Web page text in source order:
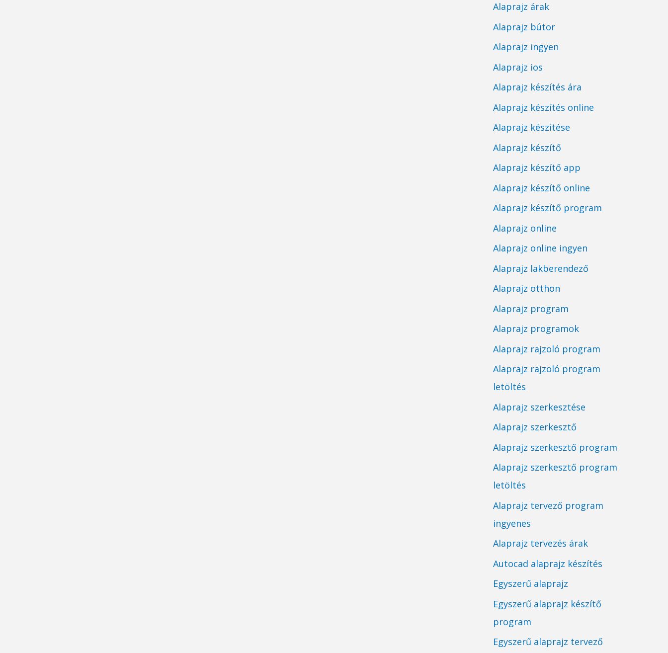
Alaprajz árak
Alaprajz bútor
Alaprajz ingyen
Alaprajz ios
Alaprajz készítés ára
Alaprajz készítés online
Alaprajz készítése
Alaprajz készítő
Alaprajz készítő app
Alaprajz készítő online
Alaprajz készítő program
Alaprajz online
Alaprajz online ingyen
Alaprajz lakberendező
Alaprajz otthon
Alaprajz program
Alaprajz programok
Alaprajz rajzoló program
Alaprajz rajzoló program
letöltés
Alaprajz szerkesztése
Alaprajz szerkesztő
Alaprajz szerkesztő program
Alaprajz szerkesztő program
letöltés
Alaprajz tervező program
ingyenes
Alaprajz tervezés árak
Autocad alaprajz készítés
Egyszerű alaprajz
Egyszerű alaprajz készítő
program
Egyszerű alaprajz tervező